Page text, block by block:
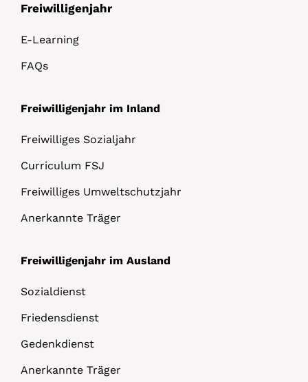
Freiwilligenjahr
E-Learning
FAQs
Freiwilligenjahr im Inland
Freiwilliges Sozialjahr
Curriculum FSJ
Freiwilliges Umweltschutzjahr
Anerkannte Träger
Freiwilligenjahr im Ausland
Sozialdienst
Friedensdienst
Gedenkdienst
Anerkannte Träger